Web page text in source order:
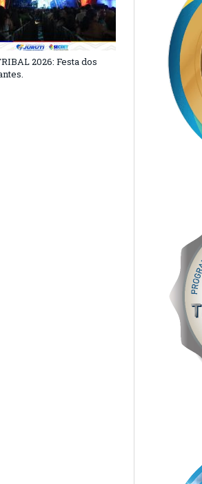
2026: Festa dos